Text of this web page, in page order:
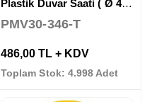
Plastik Duvar Saati ( Ø 40 cm )
PMV30-346-T
486,00 TL + KDV
Toplam Stok: 4.998 Adet